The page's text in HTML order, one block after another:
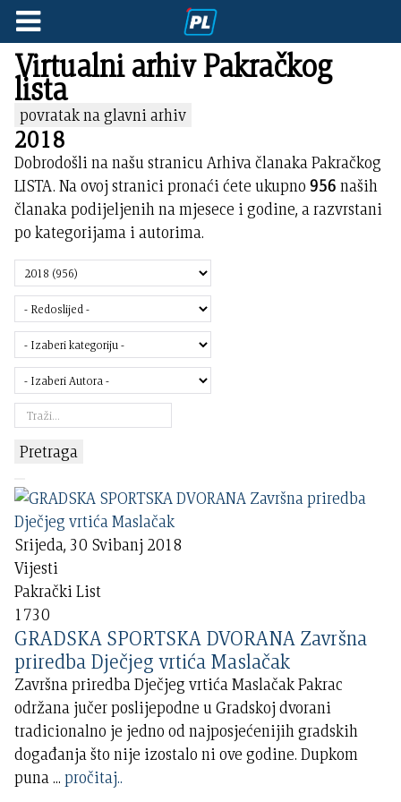
Virtualni arhiv Pakračkog
lista
povratak na glavni arhiv
2018
Dobrodošli na našu stranicu Arhiva članaka Pakračkog
LISTA. Na ovoj stranici pronaći ćete ukupno956 naših
članaka podijeljenih na mjesece i godine, a razvrstani
po kategorijama i autorima.
Pretraga
Srijeda, 30 Svibanj 2018
Vijesti
Pakrački List
1730
GRADSKA SPORTSKA DVORANA Završna
priredba Dječjeg vrtića Maslačak
Završna priredba Dječjeg vrtića Maslačak Pakrac
održana jučer poslijepodne u Gradskoj dvorani
tradicionalno je jedno od najposjećenijih gradskih
događanja što nije izostalo ni ove godine. Dupkom
puna... pročitaj..